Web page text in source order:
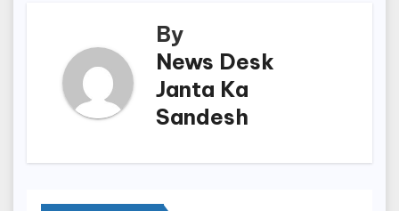
By
News Desk
Janta Ka
Sandesh